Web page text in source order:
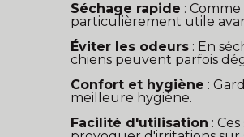
Séchage rapide :
particulièrement utile
Éviter les odeurs : En
chiens peuvent parfois
Confort et hygiène :
meilleure hygiène.
Facilité d'utilisation :